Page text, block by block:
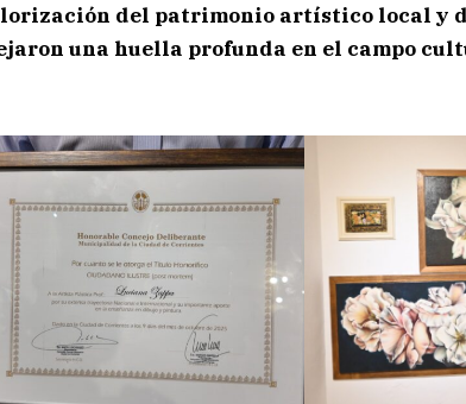
del patrimonio artístico local y
una huella profunda en el campo